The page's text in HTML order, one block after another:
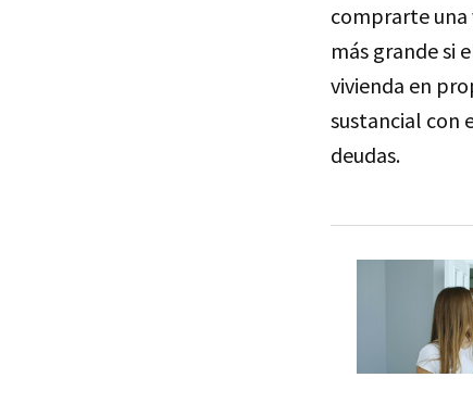
comprarte una
más grande si
vivienda en
sustancial con
deudas.